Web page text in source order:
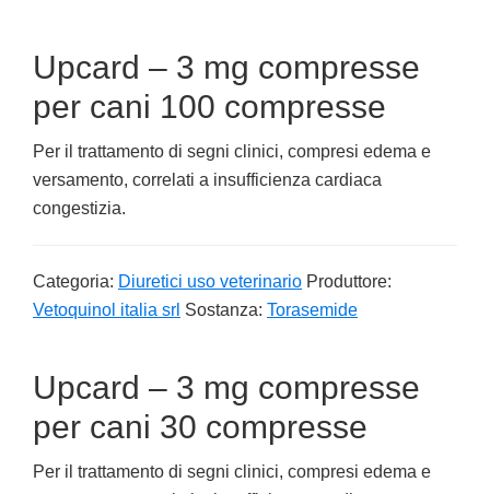
Upcard – 3 mg compresse
per cani 100 compresse
Per il trattamento di segni clinici, compresi edema e
versamento, correlati a insufficienza cardiaca
congestizia.
Categoria: Diuretici uso veterinario Produttore:
Vetoquinol italia srl Sostanza: Torasemide
Upcard – 3 mg compresse
per cani 30 compresse
Per il trattamento di segni clinici, compresi edema e